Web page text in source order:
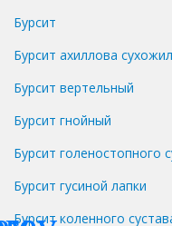
Бурсит
Бурсит ахиллова
Бурсит вертельный
Бурсит гнойный
Бурсит голеностопного
Бурсит гусиной лапки
Бурсит коленного